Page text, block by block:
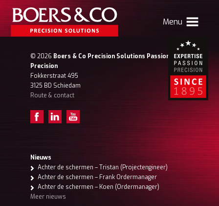
Menu
HOME
CONTACT
Verhuizing Atlas
© 2026 Boers & Co Precision Solutions Passion for
Precision
Fokkerstraat 495
3125 BD Schiedam
Route & contact
Nieuws
Achter de schermen – Tristan (Projectengineer)
Achter de schermen – Frank Ordermanager
Achter de schermen – Koen (Ordermanager)
Meer nieuws